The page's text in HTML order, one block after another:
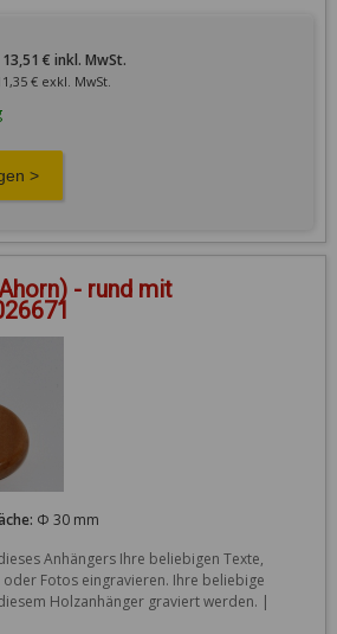
2,58 € - 13,51 € inkl. MwSt.
€ - 11,35 € exkl. MwSt.
- rund mit
Φ 30 mm
Anhängers Ihre beliebigen Texte,
Fotos eingravieren. Ihre beliebige
Holzanhänger graviert werden. |